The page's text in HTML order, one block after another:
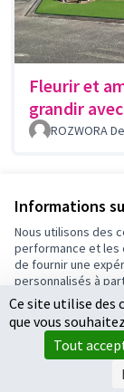
Informations
Nous utilisons des
performance et les
de fournir une
personnalisés à
Fleurir et
grandir
ROZWORA
Conditions
Paramètres des
(Lien externe)
Site réalisé parOpen
Ce site utilise des
que vous
Tout